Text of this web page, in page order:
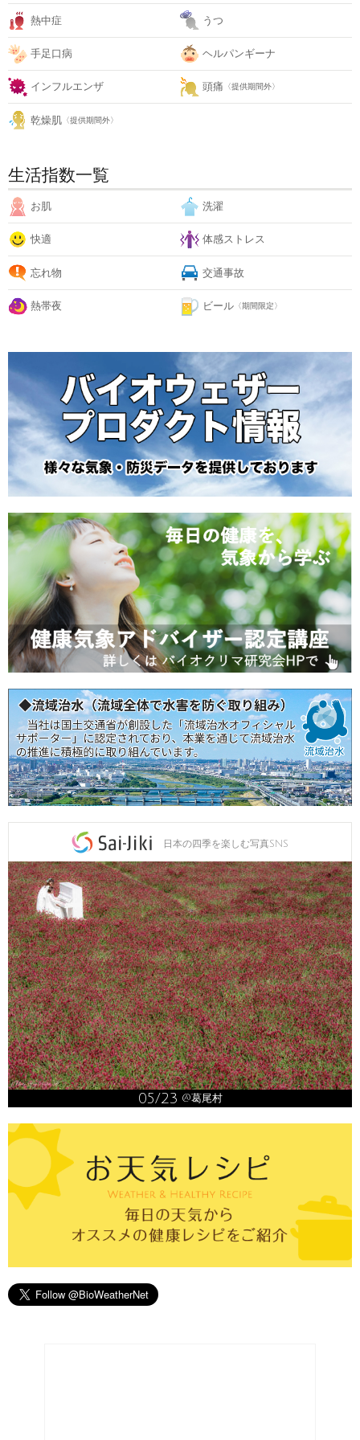
熱中症 うつ
手足口病 ヘルパンギーナ
インフルエンザ 頭痛 〈提供期間外〉
乾燥肌 〈提供期間外〉
生活指数一覧
お肌 洗濯
快適 体感ストレス
忘れ物 交通事故
熱帯夜 ビール 〈期間限定〉
日本の四季を楽しむ写真SNS
05/23 @葛尾村